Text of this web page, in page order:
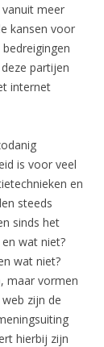
meer
kansen voor
partijen
internet
is voor veel
en
steeds
sinds het
wat niet?
wat niet?
maar vormen
zijn de
hierbij zijn